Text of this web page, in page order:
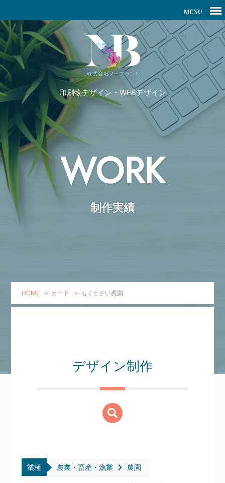
印刷物デザイン・WEBデザイン
WORK
制作実績
HOME > カード > もくとさい農園
デザイン制作
業種 農業・畜産・漁業 農園